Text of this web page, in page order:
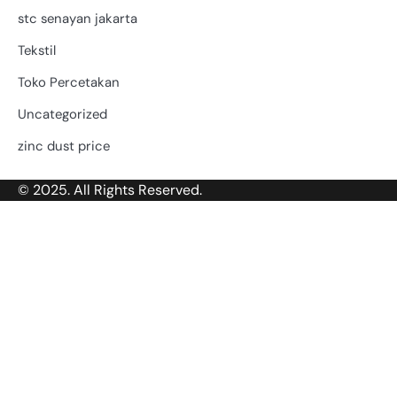
stc senayan jakarta
Tekstil
Toko Percetakan
Uncategorized
zinc dust price
© 2025. All Rights Reserved.